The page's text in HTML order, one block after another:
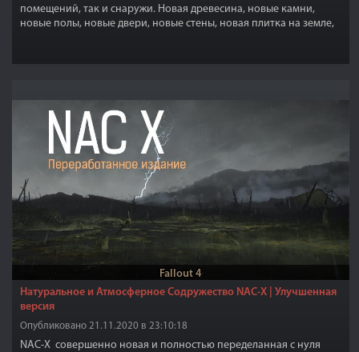
помещений, так и снаружи. Новая древесина, новые камни,
новые полы, новые двери, новые стены, новая плитка на земле,
Fallout 4
Натуральное и Атмосферное Содружество NAC-X | Улучшенная
версия
Опубликовано 21.11.2020 в 23:10:18
NAC-X совершенно новая и полностью переделанная с нуля